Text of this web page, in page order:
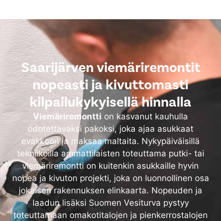
Saarijärven viemäriremontit
nopeasti ja kivuttomasti
kilpailukykyisellä hinnalla
Viemäriremontti on kasvanut kauhulla
odotettavaksi pakoksi, joka ajaa asukkaat
evakkoon ja maksaa maltaita. Nykypäiväisillä
tekniikoilla ammattilaisten toteuttama putki- tai
viemäriremontti on kuitenkin asukkaille hyvin
nopea ja kivuton projekti, joka on luonnollinen osa
jokaisen rakennuksen elinkaarta. Nopeuden ja
laadun lisäksi Suomen Vesiturva pystyy
toteuttamaan omakotitalojen ja pienkerrostalojen